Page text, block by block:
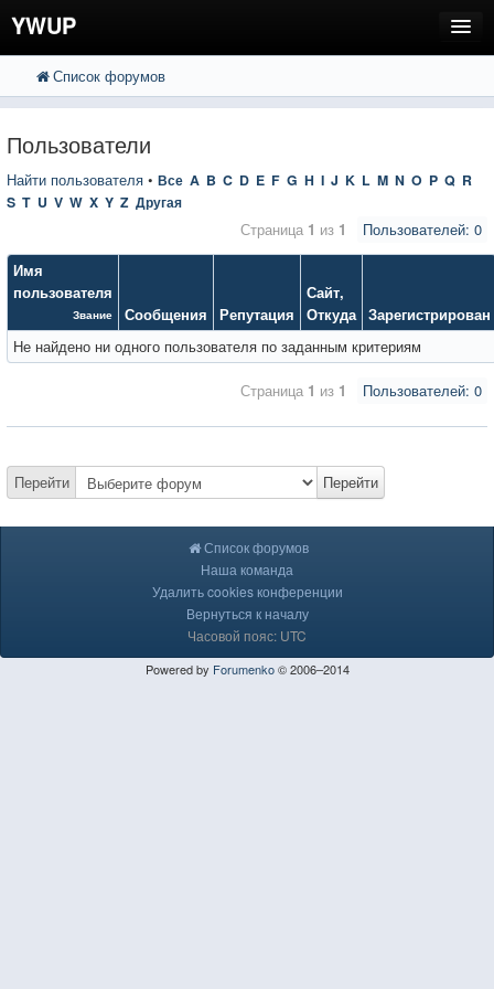
YWUP
FAQ
Вход
Список форумов
Пользователи
Найти пользователя • Все A B C D E F G H I J K L M N O P Q R
S T U V W X Y Z Другая
Пользователей: 0
Страница 1 из 1
Имя
пользователя
Звание Сообщения Репутация
Сайт,
Откуда Зарегистрирован
Не найдено ни одного пользователя по заданным критериям
Пользователей: 0
Страница 1 из 1
Перейти Перейти
Список форумов
Наша команда
Удалить cookies конференции
Вернуться к началу
Часовой пояс: UTC
Powered by Forumenko© 2006–2014